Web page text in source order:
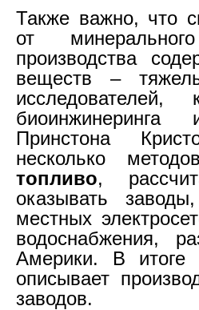
Также важно, что
от
производства
веществ –
исследователей,
биоинжинеринга
Принстона
несколько
топливо,
оказывать
местных
водоснабжения,
Америки. В итоге
описывает
заводов.